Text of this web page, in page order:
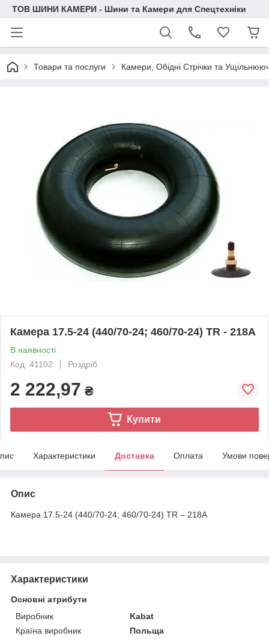
ТОВ ШИНИ КАМЕРИ - Шини та Камери для Спецтехніки
Товари та послуги Камери, Обідні Стрічки та
Камера 17.5-24 (440/70-24; 460/70-24) TR - 218A
В наявності
Код: 41102
Роздріб
2 222,97 ₴
Купити
Характеристики Доставка Оплата Умови
Опис
Камера 17.5-24 (440/70-24; 460/70-24) TR – 218A
Характеристики
Основні атрибути
Виробник
Kabat
Країна виробник
Польща